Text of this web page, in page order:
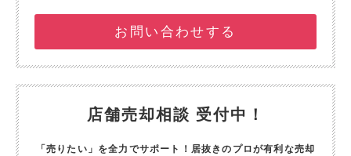
お問い合わせする
店舗売却相談 受付中！
「売りたい」を全力でサポート！ 居抜きのプロが有利な売却